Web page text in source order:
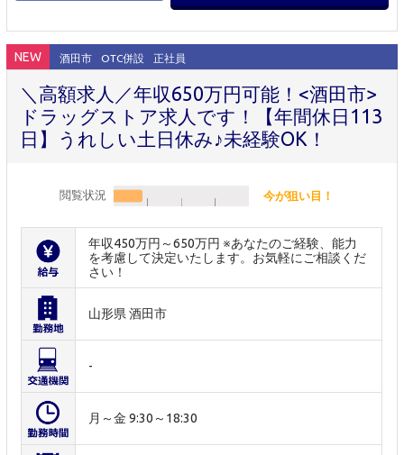
NEW 酒田市 OTC併設 正社員
＼高額求人／年収650万円可能！<酒田市>
ドラッグストア求人です！【年間休日113
日】うれしい土日休み♪未経験OK！
閲覧状況 今が狙い目！
年収450万円～650万円 ※あなたのご経験、能力
を考慮して決定いたします。お気軽にご相談くだ
さい！
山形県 酒田市
-
月～金 9:30～18:30